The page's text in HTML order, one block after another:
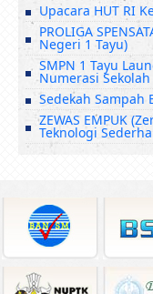
Upacara HUT RI
PROLIGA
Negeri 1 Tayu)
SMPN 1 Tayu
Numerasi
Sedekah Sampah
ZEWAS EMPUK
Teknologi